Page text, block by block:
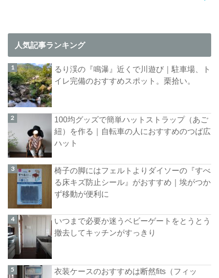
人気記事ランキング
るり渓の『鳴瀑』近くで川遊び｜駐車場、ト
イレ完備のおすすめスポット。栗拾い。
100均グッズで簡単ハットストラップ（あご
紐）を作る｜自転車の人におすすめのつば広
ハット
椅子の脚にはフェルトよりダイソーの『すべ
る床キズ防止シール』がおすすめ｜埃がつか
ず移動が便利に
いつまで必要か迷うベビーゲートをとうとう
撤去してキッチンがすっきり
衣装ケースのおすすめは断然fits（フィッ